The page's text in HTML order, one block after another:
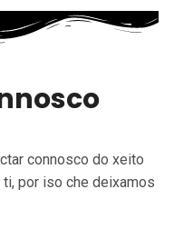
connosco do xeito
por iso che deixamos